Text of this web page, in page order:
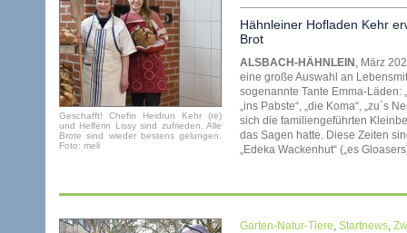
Geschafft! Chefin Heidrun Kehr (re)
und Helferin Lissy sind zufrieden. Alle
Brote sind wieder bestens gelungen.
Foto: meli
Hähnleiner Hofladen Kehr
Brot
ALSBACH-HÄHNLEIN , März
eine große Auswahl an
sogenannte Tante Emma-Läden:
„ins Pabste“, „die Koma“, „zu`s
sich die familiengeführten
das Sagen hatte. Diese Zeiten
„Edeka Wackenhut“ („es
Garten-Natur-Tiere, Startnews,